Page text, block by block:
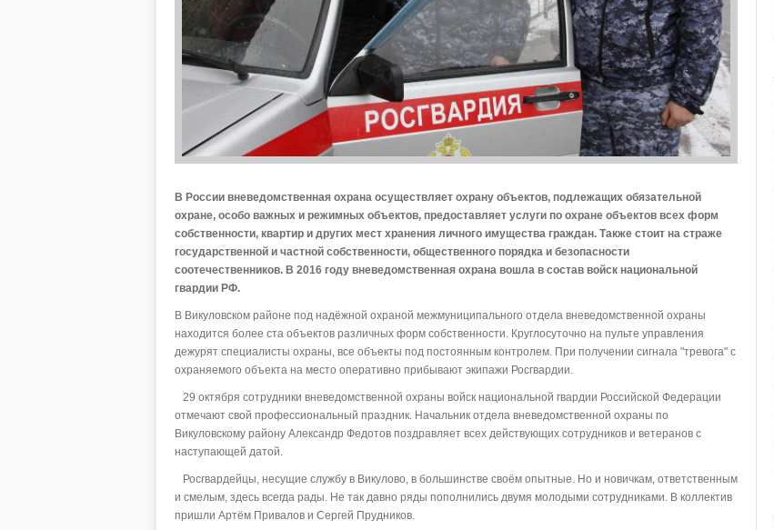
В России вневедомственная охрана осуществляет охрану объектов, подлежащих обязательной
охране, особо важных и режимных объектов, предоставляет услуги по охране объектов всех форм
собственности, квартир и других мест хранения личного имущества граждан. Также стоит на страже
государственной и частной собственности, общественного порядка и безопасности
соотечественников. В 2016 году вневедомственная охрана вошла в состав войск национальной
гвардии РФ.
В Викуловском районе под надёжной охраной межмуниципального отдела вневедомственной охраны
находится более ста объектов различных форм собственности. Круглосуточно на пульте управления
дежурят специалисты охраны, все объекты под постоянным контролем. При получении сигнала "тревога" с
охраняемого объекта на место оперативно прибывают экипажи Росгвардии.
29 октября сотрудники вневедомственной охраны войск национальной гвардии Российской Федерации
отмечают свой профессиональный праздник. Начальник отдела вневедомственной охраны по
Викуловскому району Александр Федотов поздравляет всех действующих сотрудников и ветеранов с
наступающей датой.
Росгвардейцы, несущие службу в Викулово, в большинстве своём опытные. Но и новичкам, ответственным
и смелым, здесь всегда рады. Не так давно ряды пополнились двумя молодыми сотрудниками. В коллектив
пришли Артём Привалов и Сергей Прудников.